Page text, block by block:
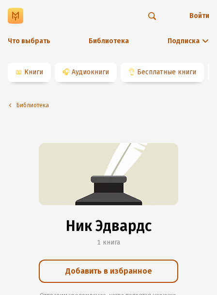
Что выбрать Библиотека Подписка
Войти
📖 Книги 🎧 Аудиокниги 👌 Бесплатные книги
Библиотека
Ник Эдвардс
1 книга
Добавить в избранное